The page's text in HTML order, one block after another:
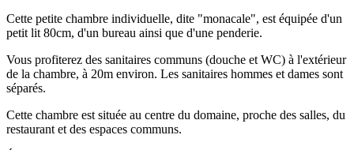
Cette petite chambre individuelle, dite "monacale", est équipée d'un
petit lit 80cm, d'un bureau ainsi que d'une penderie.
Vous profiterez des sanitaires communs (douche et WC) à l'extérieur
de la chambre, à 20m environ. Les sanitaires hommes et dames sont
séparés.
Cette chambre est située au centre du domaine, proche des salles, du
restaurant et des espaces communs.